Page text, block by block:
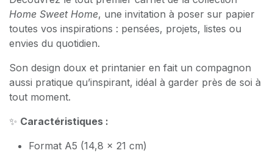
Home Sweet Home, une invitation à poser sur papier
toutes vos inspirations : pensées, projets, listes ou
envies du quotidien.
Son design doux et printanier en fait un compagnon
aussi pratique qu’inspirant, idéal à garder près de soi à
tout moment.
✨ Caractéristiques :
Format A5 (14,8 x 21 cm)